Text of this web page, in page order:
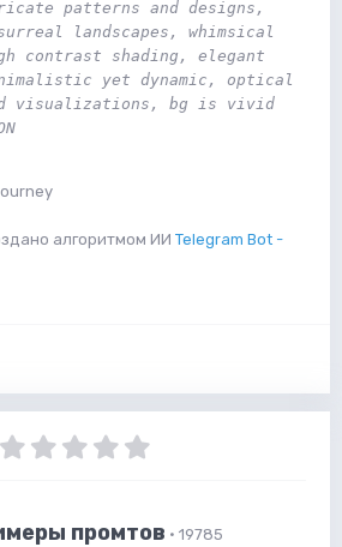
patterns and designs,
landscapes, whimsical
contrast shading, elegant
yet dynamic, optical
visualizations, bg is vivid
алгоритмом ИИ Telegram Bot -
промтов · 19785